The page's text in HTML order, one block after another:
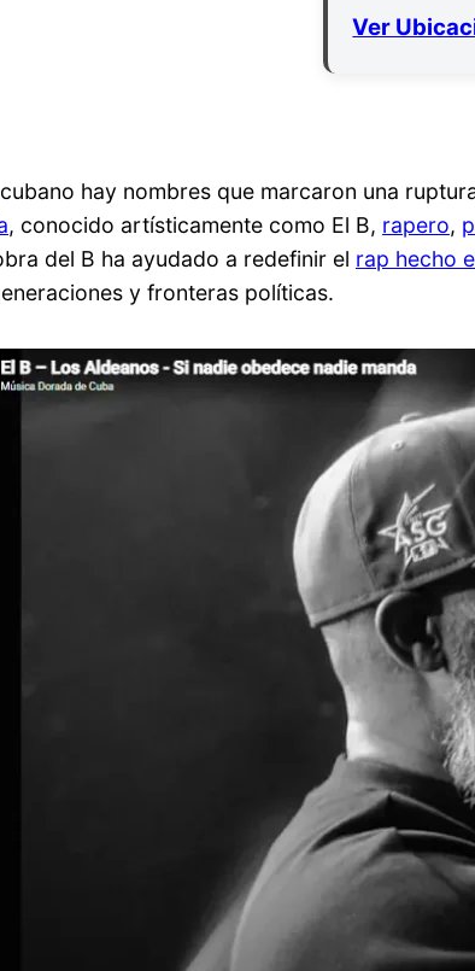
Ver
hay nombres que marcaron una
, conocido artísticamente como El B, rapero,
del B ha ayudado a redefinir el rap hecho
y fronteras políticas.